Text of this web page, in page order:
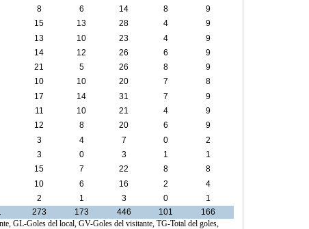
8 6 14 8
9
15 13 28 4
9
13 10 23 4
9
14 12 26 6
9
21 5 26 8
9
10 10 20 7
8
17 14 31 7
9
11 10 21 4
9
12 8 20 6
9
3 4 7 0
2
3 0 3 1
1
15 7 22 8
8
10 6 16 2
4
2 1 3 0
1
273 173 446 101
166
GL-Goles del local, GV-Goles del visitante, TG-Total del goles,